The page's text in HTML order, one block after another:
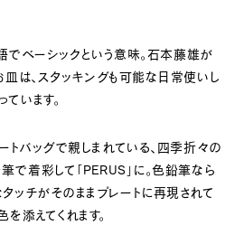
語でベーシックという意味。石本藤雄が
皿は、スタッキングも可能な日常使いし
います。
ートバッグで親しまれている、四季折々の
で着彩して「PERUS 」に。色鉛筆なら
ッチがそのままプレートに再現されて
添えてくれます。